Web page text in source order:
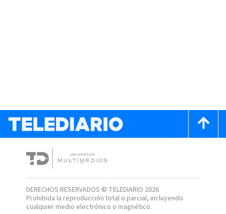
DERECHOS RESERVADOS © TELEDIARIO 2026
Prohibida la reproducción total o parcial, incluyendo
cualquier medio electrónico o magnético.